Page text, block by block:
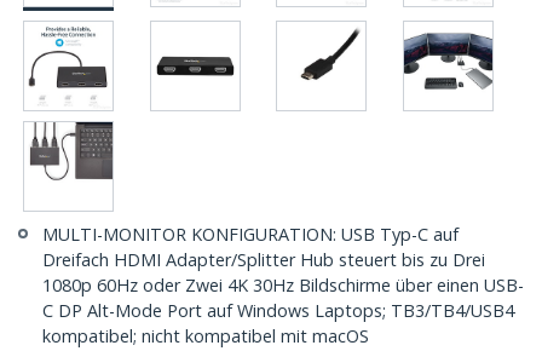
MULTI-MONITOR KONFIGURATION: USB Typ-C auf
Dreifach HDMI Adapter/Splitter Hub steuert bis zu Drei
1080p 60Hz oder Zwei 4K 30Hz Bildschirme über einen USB-
C DP Alt-Mode Port auf Windows Laptops; TB3/TB4/USB4
kompatibel; nicht kompatibel mit macOS